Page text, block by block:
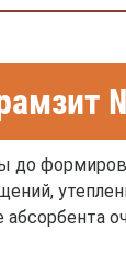
абсорбента